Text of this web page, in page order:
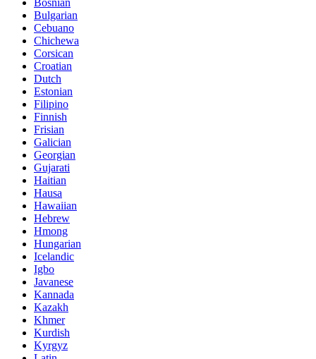
Bulgarian
Cebuano
Chichewa
Corsican
Croatian
Dutch
Estonian
Filipino
Finnish
Frisian
Galician
Georgian
Gujarati
Haitian
Hausa
Hawaiian
Hebrew
Hmong
Hungarian
Icelandic
Igbo
Javanese
Kannada
Kazakh
Khmer
Kurdish
Kyrgyz